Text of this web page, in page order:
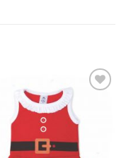
Adicionar
meus